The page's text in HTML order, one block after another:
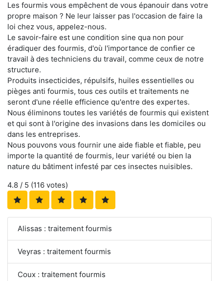
Les fourmis vous empêchent de vous épanouir dans votre
propre maison ? Ne leur laisser pas l'occasion de faire la
loi chez vous, appelez-nous.
Le savoir-faire est une condition sine qua non pour
éradiquer des fourmis, d'où l'importance de confier ce
travail à des techniciens du travail, comme ceux de notre
structure.
Produits insecticides, répulsifs, huiles essentielles ou
pièges anti fourmis, tous ces outils et traitements ne
seront d'une réelle efficience qu'entre des expertes.
Nous éliminons toutes les variétés de fourmis qui existent
et qui sont à l'origine des invasions dans les domiciles ou
dans les entreprises.
Nous pouvons vous fournir une aide fiable et fiable, peu
importe la quantité de fourmis, leur variété ou bien la
nature du bâtiment infesté par ces insectes nuisibles.
4.8 / 5 (116 votes)
Alissas : traitement fourmis
Veyras : traitement fourmis
Coux : traitement fourmis